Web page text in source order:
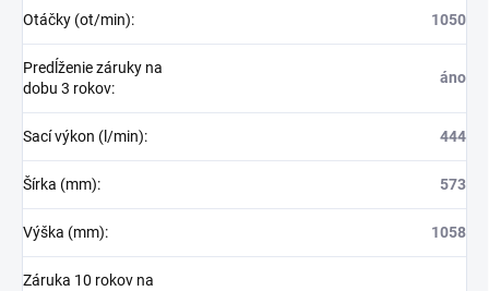
Otáčky (ot/min): 1050
Predĺženie záruky na
dobu 3 rokov:
áno
Sací výkon (l/min): 444
Šírka (mm): 573
Výška (mm): 1058
Záruka 10 rokov na